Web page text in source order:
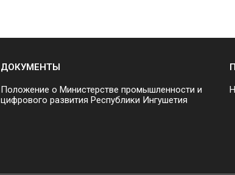
ДОКУМЕНТЫ
Положение о Министерстве промышленности и
цифрового развития Республики Ингушетия